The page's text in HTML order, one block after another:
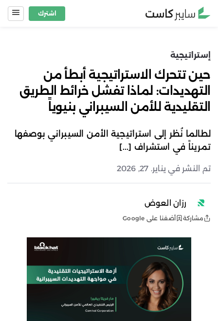
Skip
اشترك
إستراتيجية
حين تتحرك الاستراتيجية أبطأ من
التهديدات: لماذا تفشل خرائط الطريق
التقليدية للأمن السيبراني بنيوياً
لطالما نُظر إلى استراتيجية الأمن السيبراني بوصفها
تمريناً في استشراف [...]
تم النشر في يناير. 27, 2026
رزان العوض
مشاركة أضفنا على Google